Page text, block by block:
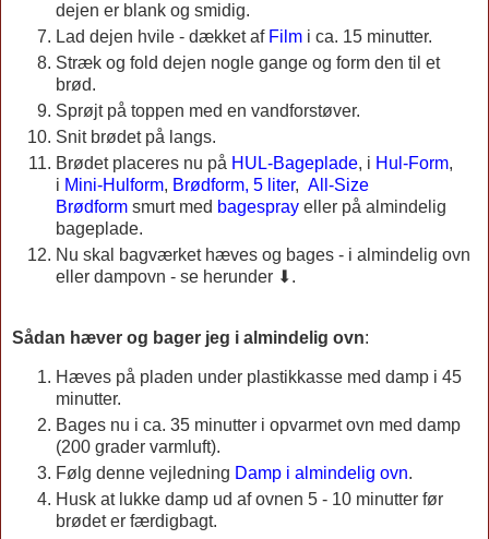
dejen er blank og smidig.
Lad dejen hvile - dækket af Film i ca. 15 minutter.
Stræk og fold dejen nogle gange og form den til et
brød.
Sprøjt på toppen med en vandforstøver.
Snit brødet på langs.
Brødet placeres nu på HUL-Bageplade, i Hul-Form,
i Mini-Hulform, Brødform, 5 liter, All-Size
Brødform smurt med bagespray eller på almindelig
bageplade.
Nu skal bagværket hæves og bages - i almindelig ovn
eller dampovn - se herunder ⬇.
Sådan hæver og bager jeg i almindelig ovn:
Hæves på pladen under plastikkasse med damp i 45
minutter.
Bages nu i ca. 35 minutter i opvarmet ovn med damp
(200 grader varmluft).
Følg denne vejledning Damp i almindelig ovn.
Husk at lukke damp ud af ovnen 5 - 10 minutter før
brødet er færdigbagt.